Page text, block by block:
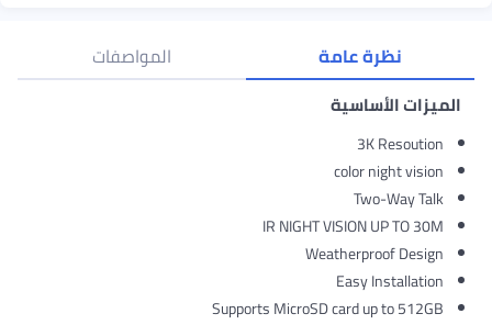
نظرة عامة المواصفات
الأساسية
3K Resoution
color night vision
Two-Way Talk
IR NIGHT VISION UP TO 30M
Weatherproof Design
Easy Installation
Supports MicroSD card up to 512GB